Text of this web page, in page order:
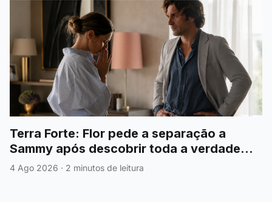
Terra Forte: Flor pede a separação a
Sammy após descobrir toda a verdade
sobre António
4 Ago 2026 · 2 minutos de leitura